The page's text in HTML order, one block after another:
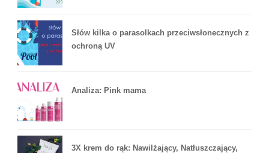
Słów kilka o parasolkach przeciwsłonecznych z
ochroną UV
Analiza: Pink mama
3X krem do rąk: Nawilżający, Natłuszczający,